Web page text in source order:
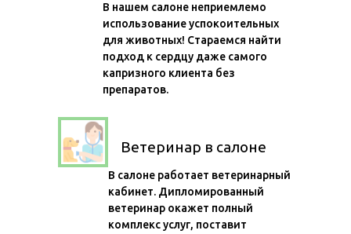
В нашем салоне неприемлемо
использование успокоительных
для животных! Стараемся найти
подход к сердцу даже самого
капризного клиента без
препаратов.
В салоне работает ветеринарный
кабинет. Дипломированный
ветеринар окажет полный
комплекс услуг, поставит
Ветеринар в салоне